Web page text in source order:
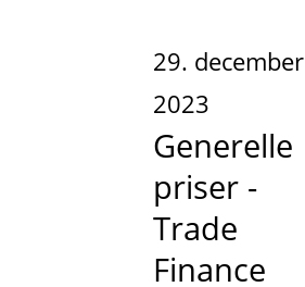
29. december
2023
Generelle
priser -
Trade
Finance